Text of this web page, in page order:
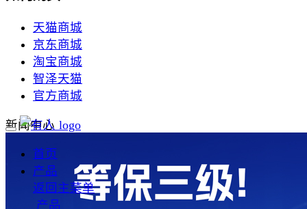
天猫商城
京东商城
淘宝商城
智泽天猫
官方商城
首页
产品
返回主菜单
产品
新闻中心